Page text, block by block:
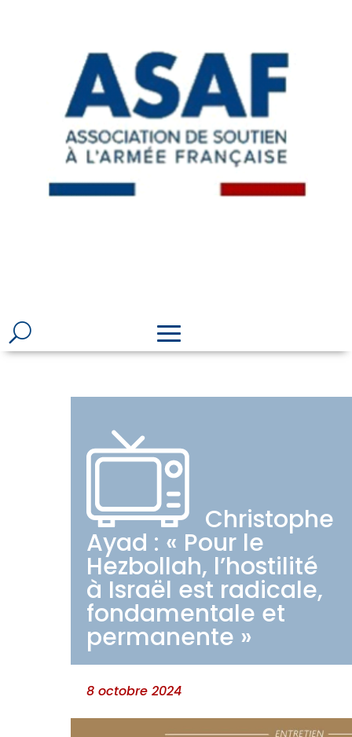
Christophe
Ayad : « Pour le
Hezbollah, l’hostilité
à Israël est radicale,
fondamentale et
permanente »
8 octobre 2024